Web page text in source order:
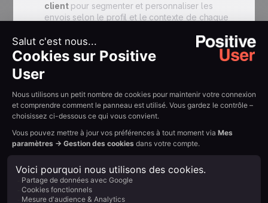
clientpour segmenter et personnaliser les
envois selon le profil et le contexte de chaque
Configuration des triggers (déclencheurs)
basés sur des actions spécifiques des clients
(validation de commande, changement de statut)
ou des dates importantes (rappel J-1 de rendez-
Personnalisation des messages: intégrez le
prénom du client, le numéro de commande, la
date de livraison ou le lien de suivi pour rendre
chaque SMS utile et reconnaissable
Test et validationsur un panel de destinataires
vérifier le rendu, la délivrabilité et la cohérence
des données dynamiques
Conseil pratique : commencez par un seul cas